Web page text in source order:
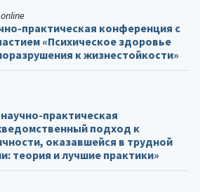
практическая конференция с
«Психическое здоровье
к жизнестойкости»
практическая
подход к
оказавшейся в трудной
теория и лучшие практики»